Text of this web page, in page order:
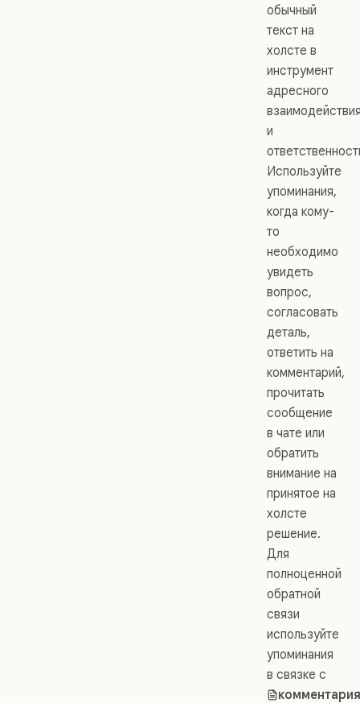
обычный
текст на
холсте в
инструмент
адресного
и
Используйте
упоминания,
когда кому-
то
необходимо
увидеть
вопрос,
согласовать
деталь,
ответить на
комментарий,
прочитать
сообщение
в чате или
обратить
внимание на
принятое на
холсте
решение.
Для
полноценной
обратной
связи
используйте
упоминания
в связке с